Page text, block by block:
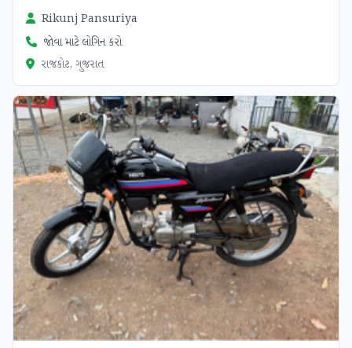
Rikunj Pansuriya
જોવા માટે લોગિન કરો
રાજકોટ, ગુજરાત
ચકાસાયેલ